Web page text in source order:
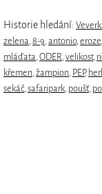
Historie hledání:
zelena,8-9,antonio,eroze,
mláďata,ODER,velikost,
křemen,žampion, PEP,
sekáč,safaripark, poušť,